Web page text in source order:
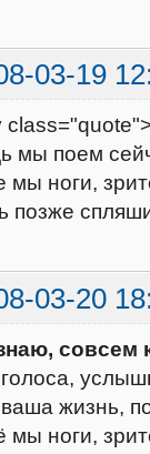
03-19
мы поем
мы ноги,
позже
03-20
совсем
жизнь,
мы ноги,